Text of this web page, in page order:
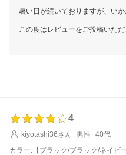
暑い日が続いておりますが、いか
この度はレビューをご投稿いた
なお、個別での対応が必要なお
またのご来店をお待ちしておりま
三恵 山本 真由
4
kiyotashi36さん
男性
40代
カラー:【ブラック/ブラック/ネイビ